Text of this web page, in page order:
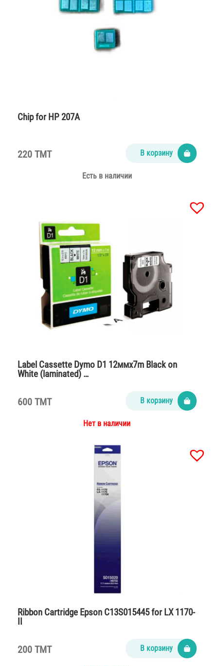
Chip for HP 207A
220 TMT В корзину
Есть в наличии
Label Cassette Dymo D1 12ммx7m Black on
White (laminated) …
600 TMT В корзину
Нет в наличии
Ribbon Cartridge Epson C13S015445 for LX 1170-
II
200 TMT В корзину